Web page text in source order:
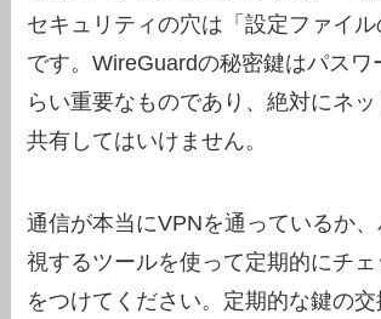
セキュリティの穴は「設定ファイル
です。WireGuardの秘密鍵はパスワ
らい重要なものであり、絶対にネ
共有してはいけません。
通信が本当にVPNを通っているか
視するツールを使って定期的にチ
をつけてください。定期的な鍵の